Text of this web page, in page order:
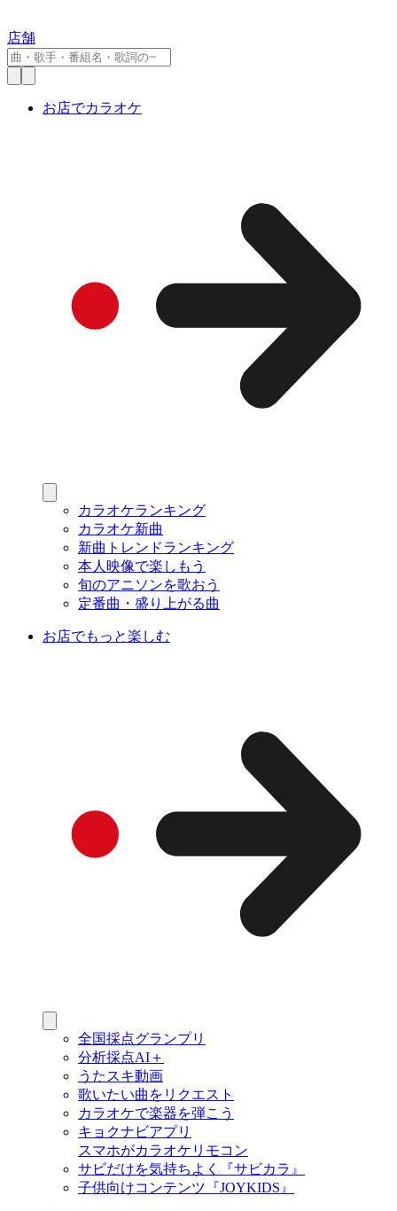
店舗
お店でカラオケ
カラオケランキング
カラオケ新曲
新曲トレンドランキング
本人映像で楽しもう
旬のアニソンを歌おう
定番曲・盛り上がる曲
お店でもっと楽しむ
全国採点グランプリ
分析採点AI＋
うたスキ動画
歌いたい曲をリクエスト
カラオケで楽器を弾こう
キョクナビアプリ
スマホがカラオケリモコン
サビだけを気持ちよく『サビカラ』
子供向けコンテンツ『JOYKIDS』